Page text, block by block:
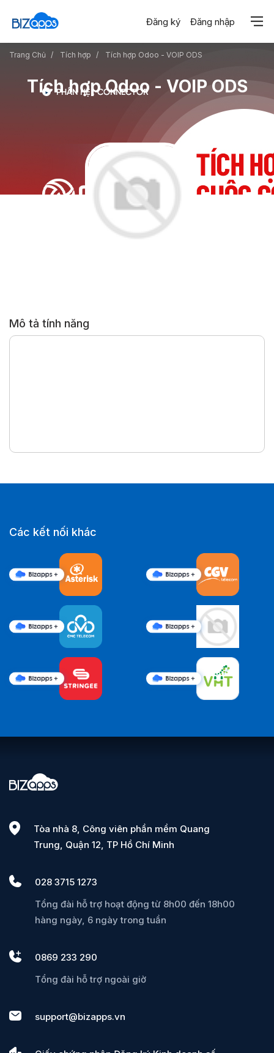
Đăng ký Đăng nhập
Trang Chủ Tích hợp Tích hợp Odoo - VOIP ODS
Tích hợp Odoo - VOIP ODS
Mô tả tính năng
Các kết nối khác
Tòa nhà 8, Công viên phần mềm Quang
Trung, Quận 12, TP Hồ Chí Minh
028 3715 1273
Tổng đài hỗ trợ hoạt động từ 8h00 đến 18h00
hàng ngày, 6 ngày trong tuần
0869 233 290
Tổng đài hỗ trợ ngoài giờ
support@bizapps.vn